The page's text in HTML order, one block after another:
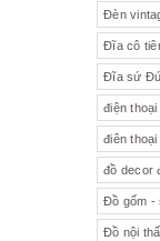
Đèn
Đĩa cô
Đĩa sứ
điện thoại
điên
đồ decor
Đồ gốm -
Đồ nội